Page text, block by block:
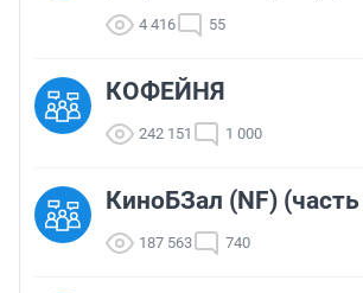
4 416 55
КОФЕЙНЯ
242 151 1 000
КиноБЗал (NF)
187 563 740